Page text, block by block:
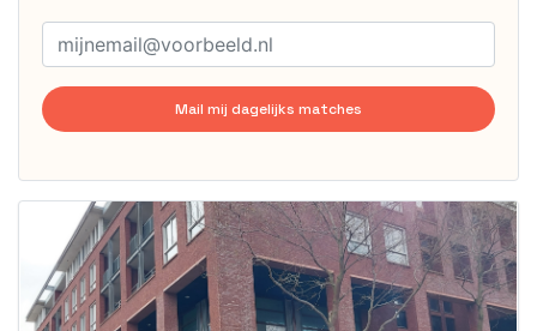
Mail mij dagelijks matches
Deze woning
is
waarschijnlijk
al verhuurd
Om kans te
maken moet je